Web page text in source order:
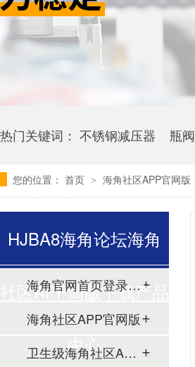
热门关键词： 不锈钢减压器 瓶阀
您的位置： 首页 > 海角社区APP官网版
HJBA8海角论坛海角
社区APP简版下载产品
中心
海角官网首页登录入口
海角社区APP官网版
卫生级海角社区APP简版下载